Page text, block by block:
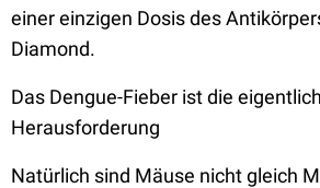
einer einzigen Dosis des
Diamond.
Das Dengue-Fieber ist die
Herausforderung
Natürlich sind Mäuse nicht gleich